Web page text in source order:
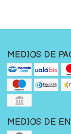
MEDIOS DE
MEDIOS DE